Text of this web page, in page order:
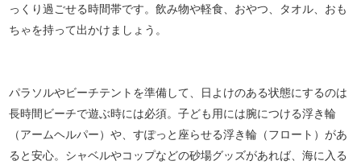
っくり過ごせる時間帯です。飲み物や軽食、おやつ、タオル、おも
ちゃを持って出かけましょう。
パラソルやビーチテントを準備して、日よけのある状態にするのは
長時間ビーチで遊ぶ時には必須。子ども用には腕につける浮き輪
（アームヘルパー）や、すぽっと座らせる浮き輪（フロート）があ
ると安心。シャベルやコップなどの砂場グッズがあれば、海に入る